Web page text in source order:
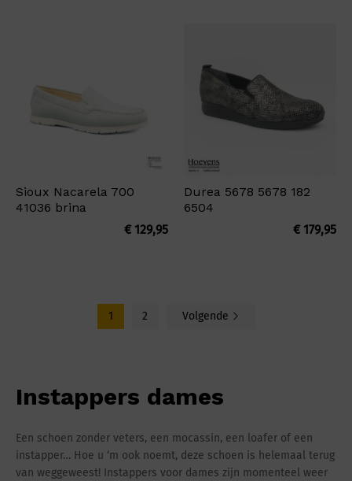
Sioux Nacarela 700
41036 brina
€129,95
Durea 5678 5678 182
6504
€179,95
1 2 Volgende
Instappers dames
Een schoen zonder veters, een mocassin, een loafer of een
instapper… Hoe u ‘m ook noemt, deze schoen is helemaal terug
van weggeweest! Instappers voor dames zijn momenteel weer